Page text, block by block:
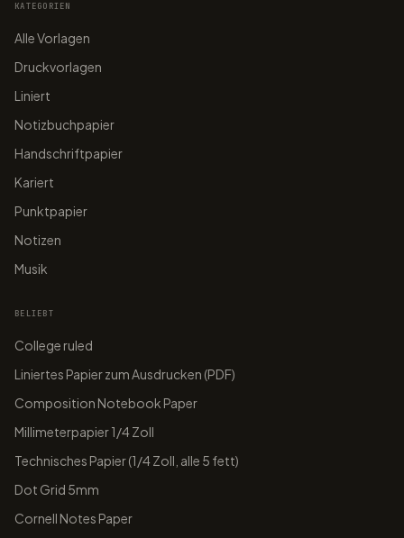
papergens.com
KATEGORIEN
Alle Vorlagen
Druckvorlagen
Liniert
Notizbuchpapier
Handschriftpapier
Kariert
Punktpapier
Notizen
Musik
BELIEBT
College ruled
Liniertes Papier zum Ausdrucken (PDF)
Composition Notebook Paper
Millimeterpapier 1/4 Zoll
Technisches Papier (1/4 Zoll, alle 5 fett)
Dot Grid 5mm
Cornell Notes Paper